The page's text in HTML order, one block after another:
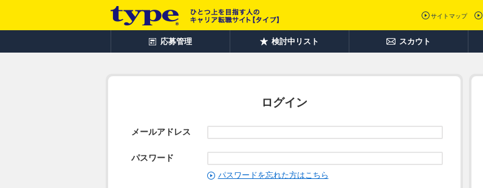
サイトマップ
応募管理 検討中リスト スカウト
ログイン
メールアドレス
パスワード
パスワードを忘れた方はこちら